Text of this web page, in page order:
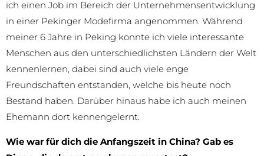
ich einen Job im Bereich der Unternehmensentwicklung
in einer Pekinger Modefirma angenommen. Während
meiner 6 Jahre in Peking konnte ich viele interessante
Menschen aus den unterschiedlichsten Ländern der Welt
kennenlernen, dabei sind auch viele enge
Freundschaften entstanden, welche bis heute noch
Bestand haben. Darüber hinaus habe ich auch meinen
Ehemann dort kennengelernt.
Wie war für dich die Anfangszeit in China? Gab es